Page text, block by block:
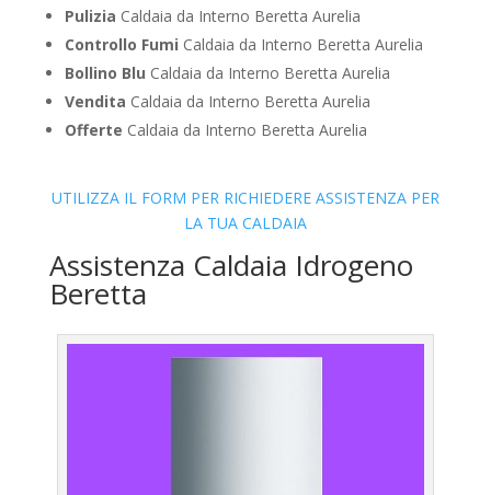
Pulizia Caldaia da Interno Beretta Aurelia
Controllo Fumi Caldaia da Interno Beretta Aurelia
Bollino Blu Caldaia da Interno Beretta Aurelia
Vendita Caldaia da Interno Beretta Aurelia
Offerte Caldaia da Interno Beretta Aurelia
UTILIZZA IL FORM PER RICHIEDERE ASSISTENZA PER
LA TUA CALDAIA
Assistenza Caldaia Idrogeno
Beretta